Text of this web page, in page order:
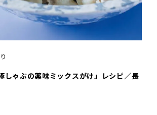
しゃぶの薬味ミックスがけ」レシピ／長